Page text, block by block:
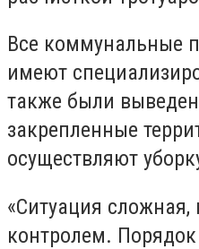
Все коммунальные
имеют
также были
закрепленные
осуществляют
«Ситуация
контролем.